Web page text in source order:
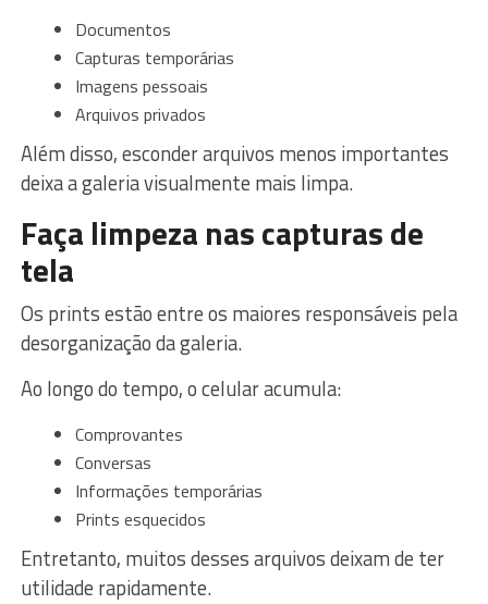
Documentos
Capturas temporárias
Imagens pessoais
Arquivos privados
Além disso, esconder arquivos menos importantes
deixa a galeria visualmente mais limpa.
Faça limpeza nas capturas de
tela
Os prints estão entre os maiores responsáveis pela
desorganização da galeria.
Ao longo do tempo, o celular acumula:
Comprovantes
Conversas
Informações temporárias
Prints esquecidos
Entretanto, muitos desses arquivos deixam de ter
utilidade rapidamente.